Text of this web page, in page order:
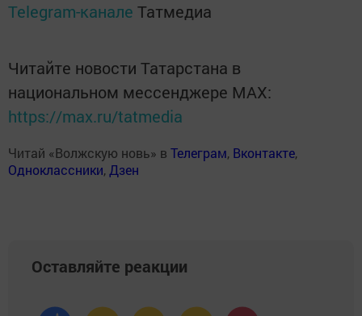
Telegram-канале Татмедиа
Читайте новости Татарстана в
национальном мессенджере MАХ:
https://max.ru/tatmedia
Читай «Волжскую новь» в Телеграм, Вконтакте,
Одноклассники, Дзен
Оставляйте реакции